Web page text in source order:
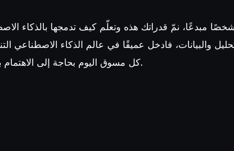
مبدعًا، نمّ قدراتك هذه وتعلّم كيف تدمجها بالذكاء
والبيانات، فادخل عميقًا في عالم الذكاء الاصطناعي
كل مسوق اليوم بحاجة إلى الاهتمام بمجاله التخصصي واختيار طريقه بوعي.